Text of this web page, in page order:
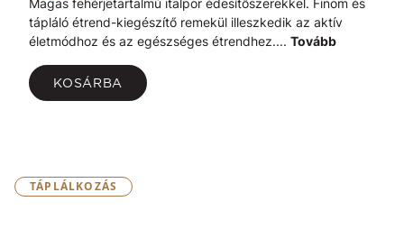
Magas fehérjetartalmú italpor édesítőszerekkel. Finom és
tápláló étrend-kiegészítő remekül illeszkedik az aktív
életmódhoz és az egészséges étrendhez.... Tovább
KOSÁRBA
TÁPLÁLKOZÁS